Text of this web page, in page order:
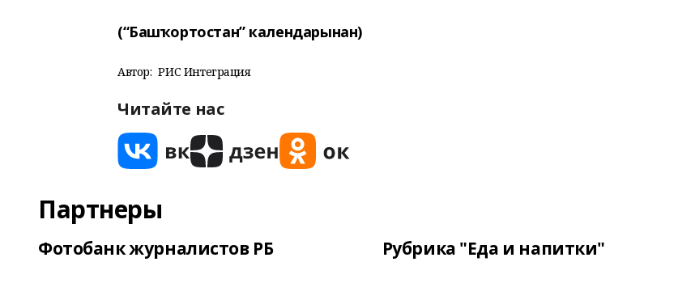
(“Башҡортостан” календарынан)
Автор: РИС Интеграция
Читайте нас
Партнеры
Фотобанк журналистов РБ Рубрика "Еда и напитки"